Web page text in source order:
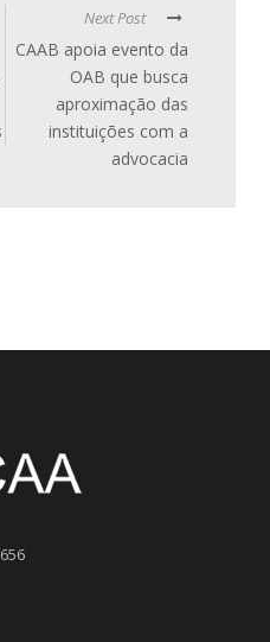
Next Post
CAAB apoia evento da
OAB que busca
aproximação das
instituições com a
advocacia